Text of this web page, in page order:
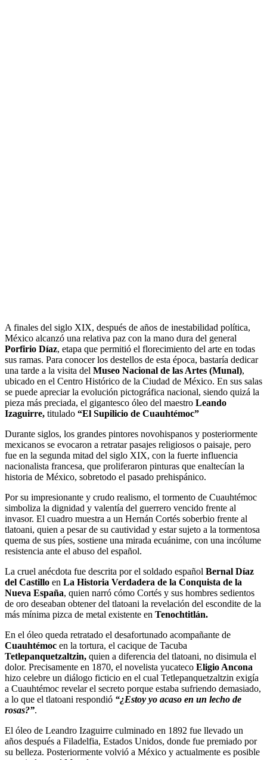
A finales del siglo XIX, después de años de inestabilidad política,
México alcanzó una relativa paz con la mano dura del general
Porfirio Díaz, etapa que permitió el florecimiento del arte en todas
sus ramas. Para conocer los destellos de esta época, bastaría dedicar
una tarde a la visita del Museo Nacional de las Artes (Munal),
ubicado en el Centro Histórico de la Ciudad de México. En sus salas
se puede apreciar la evolución pictográfica nacional, siendo quizá la
pieza más preciada, el gigantesco óleo del maestro Leando
Izaguirre, titulado “El Supilicio de Cuauhtémoc”
Durante siglos, los grandes pintores novohispanos y posteriormente
mexicanos se evocaron a retratar pasajes religiosos o paisaje, pero
fue en la segunda mitad del siglo XIX, con la fuerte influencia
nacionalista francesa, que proliferaron pinturas que enaltecían la
historia de México, sobretodo el pasado prehispánico.
Por su impresionante y crudo realismo, el tormento de Cuauhtémoc
simboliza la dignidad y valentía del guerrero vencido frente al
invasor. El cuadro muestra a un Hernán Cortés soberbio frente al
tlatoani, quien a pesar de su cautividad y estar sujeto a la tormentosa
quema de sus píes, sostiene una mirada ecuánime, con una incólume
resistencia ante el abuso del español.
La cruel anécdota fue descrita por el soldado español Bernal Díaz
del Castillo en La Historia Verdadera de la Conquista de la
Nueva España, quien narró cómo Cortés y sus hombres sedientos
de oro deseaban obtener del tlatoani la revelación del escondite de la
más mínima pizca de metal existente en Tenochtitlán.
En el óleo queda retratado el desafortunado acompañante de
Cuauhtémoc en la tortura, el cacique de Tacuba
Tetlepanquetzaltzin, quien a diferencia del tlatoani, no disimula el
dolor. Precisamente en 1870, el novelista yucateco Eligio Ancona
hizo celebre un diálogo ficticio en el cual Tetlepanquetzaltzin exigía
a Cuauhtémoc revelar el secreto porque estaba sufriendo demasiado,
a lo que el tlatoani respondió “¿Estoy yo acaso en un lecho de
rosas?”.
El óleo de Leandro Izaguirre culminado en 1892 fue llevado un
años después a Filadelfia, Estados Unidos, donde fue premiado por
su belleza. Posteriormente volvió a México y actualmente es posible